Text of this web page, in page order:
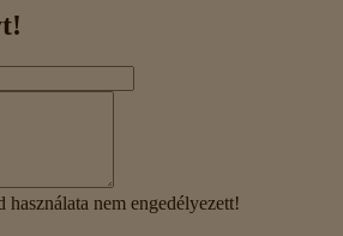
nem engedélyezett!